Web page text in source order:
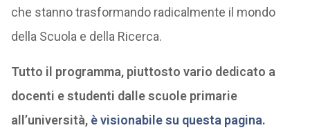
che stanno trasformando radicalmente il mondo
della Scuola e della Ricerca.
Tutto il programma, piuttosto vario dedicato a
docenti e studenti dalle scuole primarie
all’università, è visionabile su questa pagina.